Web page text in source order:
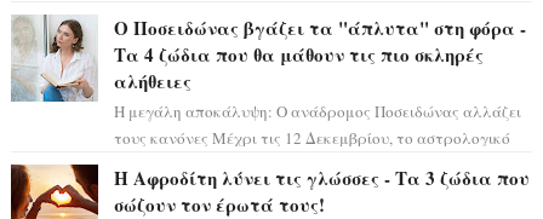
Ο Ποσειδώνας βγάζει τα "άπλυτα" στη φόρα -
Τα 4 ζώδια που θα μάθουν τις πιο σκληρές
αλήθειες
Η μεγάλη αποκάλυψη: Ο ανάδρομος Ποσειδώνας αλλάζει
τους κανόνες Μέχρι τις 12 Δεκεμβρίου, το αστρολογικό
Η Αφροδίτη λύνει τις γλώσσες - Τα 3 ζώδια που
σώζουν τον έρωτά τους!